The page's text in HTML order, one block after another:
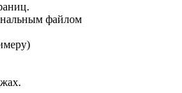
файлом